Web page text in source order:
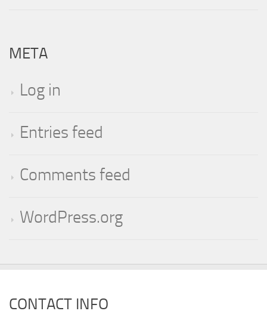
META
Log in
Entries feed
Comments feed
WordPress.org
CONTACT INFO